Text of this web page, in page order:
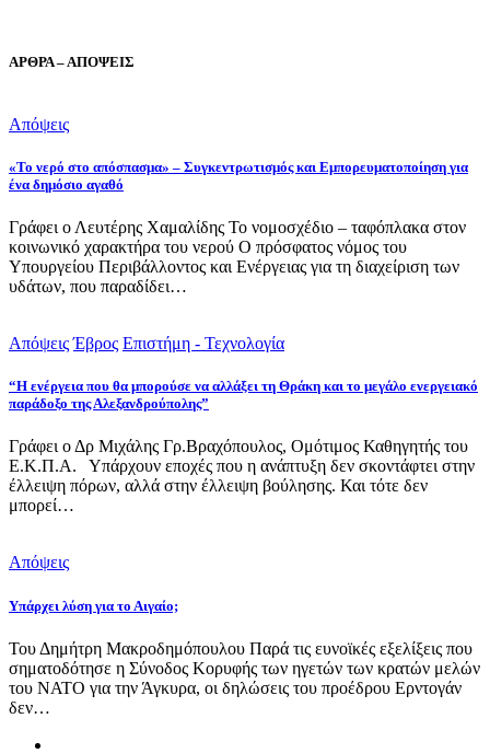
ΑΡΘΡΑ – ΑΠΟΨΕΙΣ
Απόψεις
«Το νερό στο απόσπασμα» – Συγκεντρωτισμός και Εμπορευματοποίηση για
ένα δημόσιο αγαθό
Γράφει ο Λευτέρης Χαμαλίδης Το νομοσχέδιο – ταφόπλακα στον
κοινωνικό χαρακτήρα του νερού Ο πρόσφατος νόμος του
Υπουργείου Περιβάλλοντος και Ενέργειας για τη διαχείριση των
υδάτων, που παραδίδει…
Απόψεις Έβρος Επιστήμη - Τεχνολογία
“Η ενέργεια που θα μπορούσε να αλλάξει τη Θράκη και το μεγάλο ενεργειακό
παράδοξο της Αλεξανδρούπολης”
Γράφει ο Δρ Μιχάλης Γρ.Βραχόπουλος, Ομότιμος Καθηγητής του
Ε.Κ.Π.Α. Υπάρχουν εποχές που η ανάπτυξη δεν σκοντάφτει στην
έλλειψη πόρων, αλλά στην έλλειψη βούλησης. Και τότε δεν
μπορεί…
Απόψεις
Υπάρχει λύση για το Αιγαίο;
Του Δημήτρη Μακροδημόπουλου Παρά τις ευνοϊκές εξελίξεις που
σηματοδότησε η Σύνοδος Κορυφής των ηγετών των κρατών μελών
του ΝΑΤΟ για την Άγκυρα, οι δηλώσεις του προέδρου Ερντογάν
δεν…